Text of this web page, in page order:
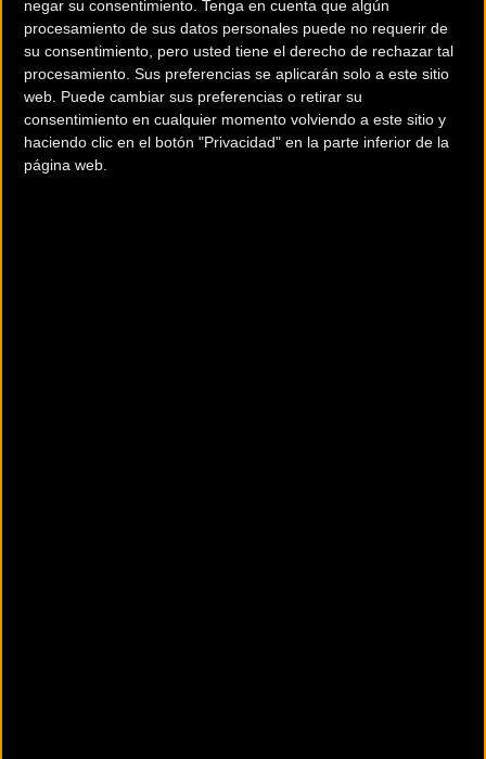
negar su consentimiento. Tenga en cuenta que algún
procesamiento de sus datos personales puede no requerir de
su consentimiento, pero usted tiene el derecho de rechazar tal
procesamiento. Sus preferencias se aplicarán solo a este sitio
web. Puede cambiar sus preferencias o retirar su
consentimiento en cualquier momento volviendo a este sitio y
haciendo clic en el botón "Privacidad" en la parte inferior de la
página web.
Premium para llegar a más clientes.
Comercios Bz Premium
ESCAPA BARCELONA NORD